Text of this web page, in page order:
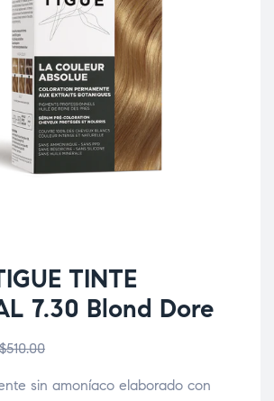
TINTE
7.30 Blond Dore
$510.00
sin amoníaco elaborado con